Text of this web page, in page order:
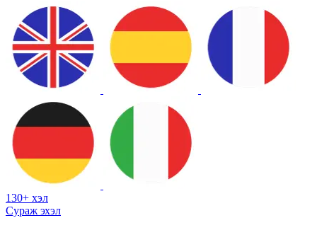
130+ хэл
Сураж эхэл